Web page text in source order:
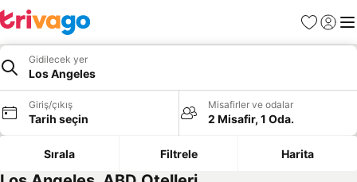
Favoriler
Giriş
Gidilecek yer
Los Angeles
Giriş/çıkış
Tarih seçin
Misafirler ve odalar
2 Misafir, 1 Oda.
Sırala Filtrele Harita